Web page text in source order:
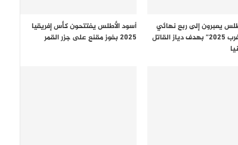
يعبرون إلى ربع نهائي
“كان المغرب 2025” بهدف دياز القاتل
أسود الأطلس يفتتحون كأس إفريقيا
2025 بفوز مقنع على جزر القمر